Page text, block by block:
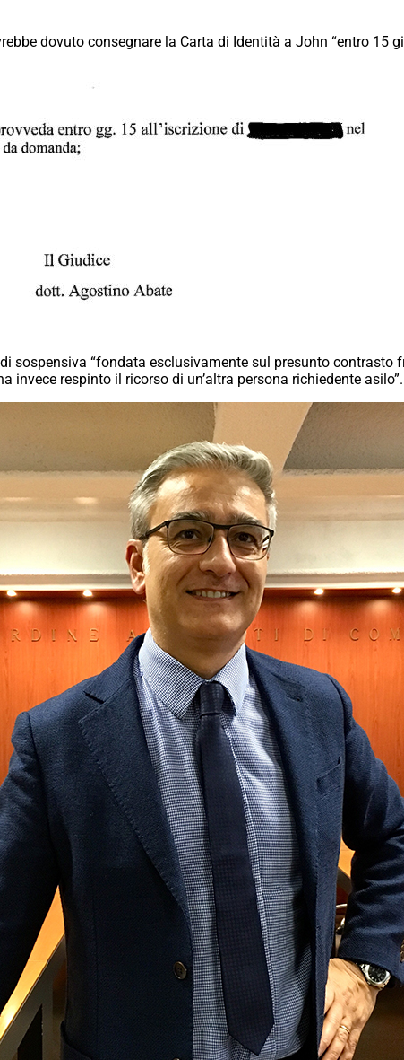
dovuto consegnare la Carta di Identità a John “entro 15
sospensiva “fondata esclusivamente sul presunto contrasto
invece respinto il ricorso di un’altra persona richiedente asilo”.